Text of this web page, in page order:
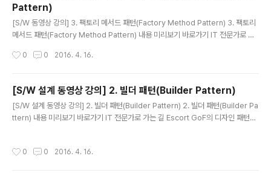
Pattern)
[S/W 동영상 강의] 3. 팩토리 메서드 패턴(Factory Method Pattern) 3. 팩토리
메서드 패턴(Factory Method Pattern) 내용 미리보기 바로가기 IT 전문가로 가
4.01상세보기
0 0 2016. 4. 16.
[S/W 설계 동영상 강의] 2. 빌더 패턴(Builder Pattern)
[S/W 설계 동영상 강의] 2. 빌더 패턴(Builder Pattern) 2. 빌더 패턴(Builder Pa
ttern) 내용 미리보기 바로가기 IT 전문가로 가는 길 Escort GoF의 디자인 패턴국
0 0 2016. 4. 16.